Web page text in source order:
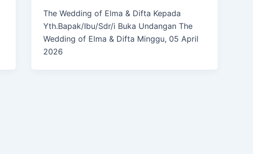
The Wedding of Elma & Difta Kepada
Yth.Bapak/Ibu/Sdr/i Buka Undangan The
Wedding of Elma & Difta Minggu, 05 April
2026